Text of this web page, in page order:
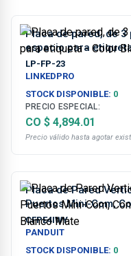
Placa de pared, de 3
espacio para
LP-FP-23
LINKEDPRO
STOCK DISPONIBLE: 0
PRECIO ESPECIAL:
CO $ 4,894.01
Precio válido hasta agotar
Placa de Pared
Puertos Mini-Com,
Color Blanco Mate
CFPE4IWY
PANDUIT
STOCK DISPONIBLE: 0